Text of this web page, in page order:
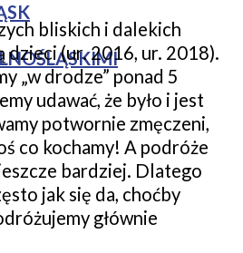
bliskich i dalekich
dzieci (ur. 2016, ur. 2018).
„w drodze” ponad 5
udawać, że było i jest
potwornie zmęczeni,
co kochamy! A podróże
bardziej. Dlatego
jak się da, choćby
głównie